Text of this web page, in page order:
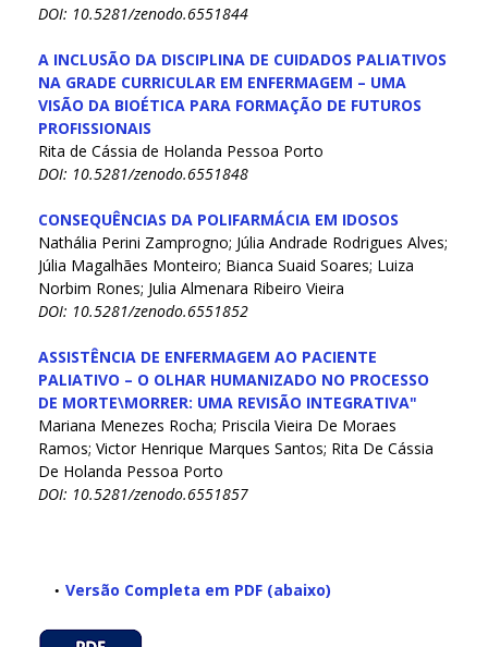
DOI: 10.5281/zenodo.6551844
A INCLUSÃO DA DISCIPLINA DE CUIDADOS PALIATIVOS
NA GRADE CURRICULAR EM ENFERMAGEM – UMA
VISÃO DA BIOÉTICA PARA FORMAÇÃO DE FUTUROS
PROFISSIONAIS
Rita de Cássia de Holanda Pessoa Porto
DOI: 10.5281/zenodo.6551848
CONSEQUÊNCIAS DA POLIFARMÁCIA EM IDOSOS
Nathália Perini Zamprogno; Júlia Andrade Rodrigues Alves;
Júlia Magalhães Monteiro; Bianca Suaid Soares; Luiza
Norbim Rones; Julia Almenara Ribeiro Vieira
DOI: 10.5281/zenodo.6551852
ASSISTÊNCIA DE ENFERMAGEM AO PACIENTE
PALIATIVO – O OLHAR HUMANIZADO NO PROCESSO
DE MORTE\MORRER: UMA REVISÃO INTEGRATIVA"
Mariana Menezes Rocha; Priscila Vieira De Moraes
Ramos; Victor Henrique Marques Santos; Rita De Cássia
De Holanda Pessoa Porto
DOI: 10.5281/zenodo.6551857
Versão Completa em PDF (abaixo)